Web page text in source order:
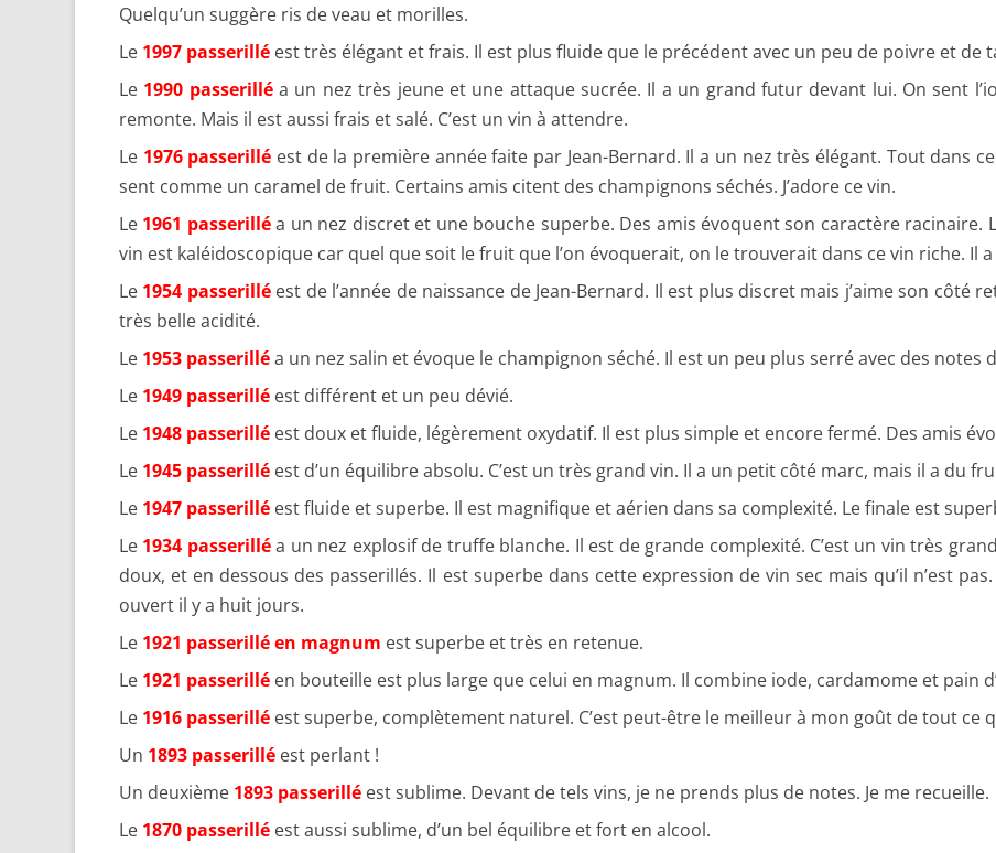
Quelqu’un suggère ris de veau et morilles.
Le 1997 passerillé est très élégant et frais. Il est plus fluide que le précédent avec un peu de poivre et de
Le 1990 passerilléa un nez très jeune et une attaque sucrée. Il a un grand futur devant lui. On sent
remonte. Mais il est aussi frais et salé. C’est un vin à attendre.
Le 1976 passerillé est de la première année faite par Jean-Bernard. Il a un nez très élégant. Tout dans
sent comme un caramel de fruit. Certains amis citent des champignons séchés. J’adore ce vin.
Le 1961 passerilléa un nez discret et une bouche superbe. Des amis évoquent son caractère racinaire.
vin est kaléidoscopique car quel que soit le fruit que l’on évoquerait, on le trouverait dans ce vin riche. Il
Le 1954 passerilléest de l’année de naissance de Jean-Bernard. Il est plus discret mais j’aime son côté
très belle acidité.
Le 1953 passerilléa un nez salin et évoque le champignon séché. Il est un peu plus serré avec des notes
Le 1949 passerillé est différent et un peu dévié.
Le 1948 passerillé est doux et fluide, légèrement oxydatif. Il est plus simple et encore fermé. Des amis
Le 1945 passerillé est d’un équilibre absolu. C’est un très grand vin. Il a un petit côté marc, mais il a du
Le 1947 passerillé est fluide et superbe. Il est magnifique et aérien dans sa complexité. Le finale est
Le 1934 passerilléa un nez explosif de truffe blanche. Il est de grande complexité. C’est un vin très
doux, et en dessous des passerillés. Il est superbe dans cette expression de vin sec mais qu’il n’est
ouvert il y a huit jours.
Le 1921 passerillé en magnum est superbe et très en retenue.
Le 1921 passerillé en bouteille est plus large que celui en magnum. Il combine iode, cardamome et pain
Le 1916 passerillé est superbe, complètement naturel. C’est peut-être le meilleur à mon goût de tout ce
Un 1893 passerillé est perlant !
Un deuxième 1893 passerillé est sublime. Devant de tels vins, je ne prends plus de notes. Je me recueille.
Le 1870 passerillé est aussi sublime, d’un bel équilibre et fort en alcool.